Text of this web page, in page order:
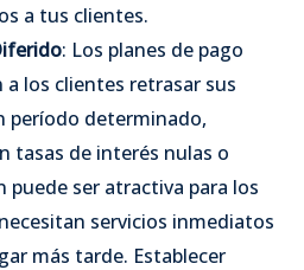
a tus clientes.
: Los planes de pago
los clientes retrasar sus
período determinado,
tasas de interés nulas o
puede ser atractiva para los
servicios inmediatos
más tarde. Establecer